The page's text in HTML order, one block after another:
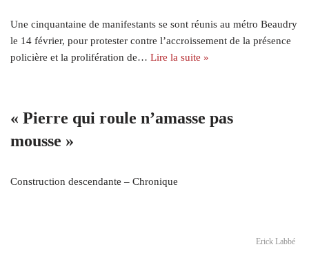
Une cinquantaine de manifestants se sont réunis au métro Beaudry
le 14 février, pour protester contre l’accroissement de la présence
policière et la prolifération de… Lire la suite »
« Pierre qui roule n’amasse pas
mousse »
Construction descendante – Chronique
Erick Labbé